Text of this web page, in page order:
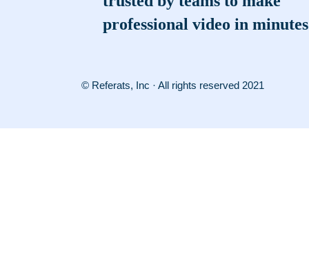
professional video in minutes
© Referats, Inc · All rights reserved 2021